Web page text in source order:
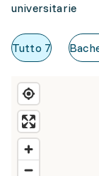
universitarie
Tutto 7